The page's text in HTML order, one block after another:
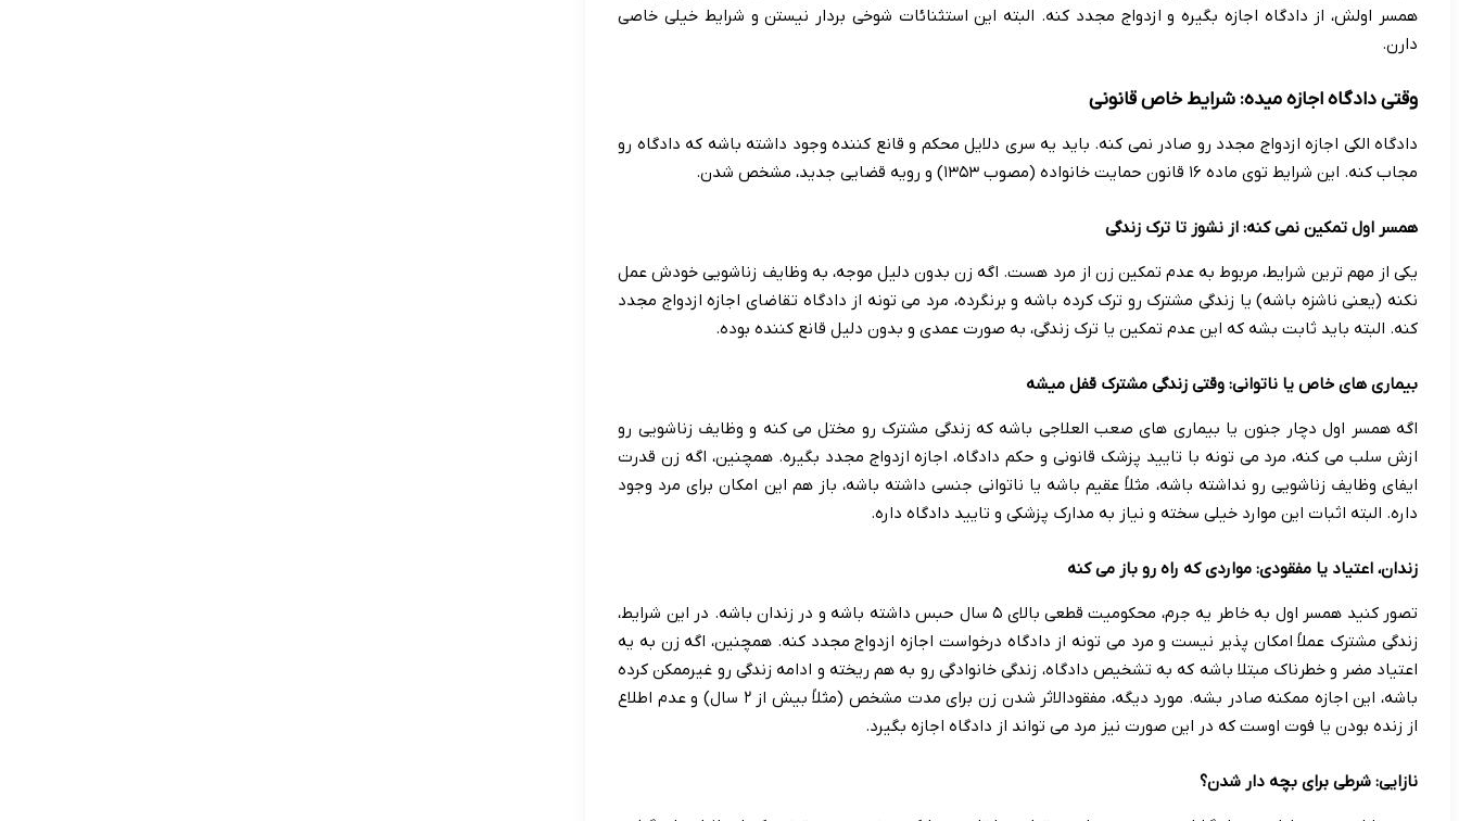
همسر اولش، از دادگاه اجازه بگیره و ازدواج مجدد کنه. البته این استثنائات شوخی بردار نیستن و شرایط خیلی خاصی
دارن.
وقتی دادگاه اجازه میده: شرایط خاص قانونی
دادگاه الکی اجازه ازدواج مجدد رو صادر نمی کنه. باید یه سری دلایل محکم و قانع کننده وجود داشته باشه که دادگاه رو
مجاب کنه. این شرایط توی ماده ۱۶ قانون حمایت خانواده (مصوب ۱۳۵۳) و رویه قضایی جدید، مشخص شدن.
همسر اول تمکین نمی کنه: از نشوز تا ترک زندگی
یکی از مهم ترین شرایط، مربوط به عدم تمکین زن از مرد هست. اگه زن بدون دلیل موجه، به وظایف زناشویی خودش عمل
نکنه (یعنی ناشزه باشه) یا زندگی مشترک رو ترک کرده باشه و برنگرده، مرد می تونه از دادگاه تقاضای اجازه ازدواج مجدد
کنه. البته باید ثابت بشه که این عدم تمکین یا ترک زندگی، به صورت عمدی و بدون دلیل قانع کننده بوده.
بیماری های خاص یا ناتوانی: وقتی زندگی مشترک قفل میشه
اگه همسر اول دچار جنون یا بیماری های صعب العلاجی باشه که زندگی مشترک رو مختل می کنه و وظایف زناشویی رو
ازش سلب می کنه، مرد می تونه با تایید پزشک قانونی و حکم دادگاه، اجازه ازدواج مجدد بگیره. همچنین، اگه زن قدرت
ایفای وظایف زناشویی رو نداشته باشه، مثلاً عقیم باشه یا ناتوانی جنسی داشته باشه، باز هم این امکان برای مرد وجود
داره. البته اثبات این موارد خیلی سخته و نیاز به مدارک پزشکی و تایید دادگاه داره.
زندان، اعتیاد یا مفقودی: مواردی که راه رو باز می کنه
تصور کنید همسر اول به خاطر یه جرم، محکومیت قطعی بالای ۵ سال حبس داشته باشه و در زندان باشه. در این شرایط،
زندگی مشترک عملاً امکان پذیر نیست و مرد می تونه از دادگاه درخواست اجازه ازدواج مجدد کنه. همچنین، اگه زن به یه
اعتیاد مضر و خطرناک مبتلا باشه که به تشخیص دادگاه، زندگی خانوادگی رو به هم ریخته و ادامه زندگی رو غیرممکن کرده
باشه، این اجازه ممکنه صادر بشه. مورد دیگه، مفقودالاثر شدن زن برای مدت مشخص (مثلاً بیش از ۲ سال) و عدم اطلاع
از زنده بودن یا فوت اوست که در این صورت نیز مرد می تواند از دادگاه اجازه بگیرد.
نازایی: شرطی برای بچه دار شدن؟